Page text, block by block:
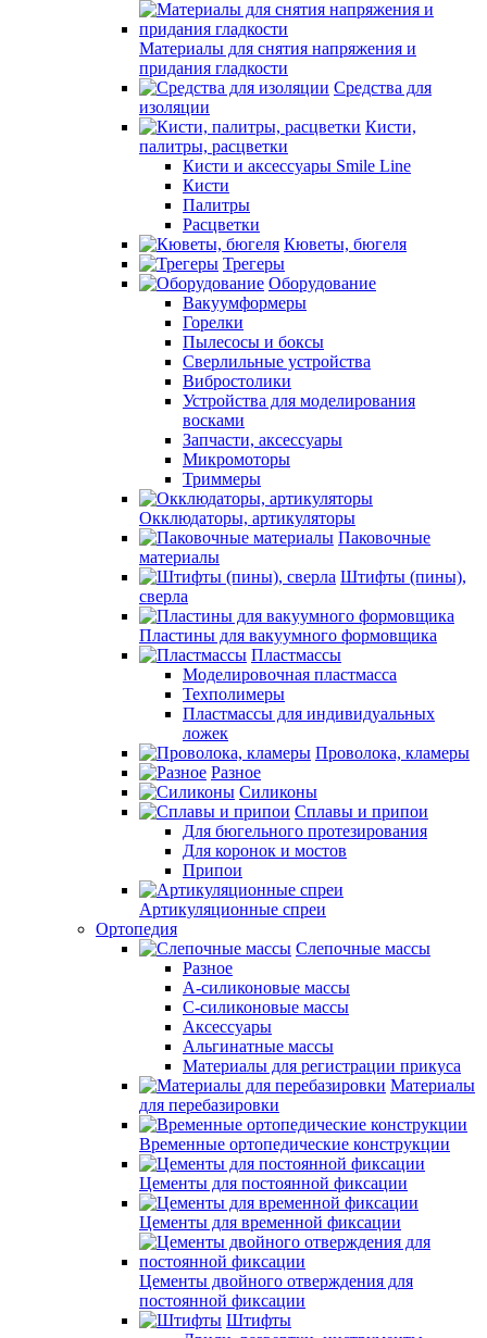
Материалы для снятия напряжения и
придания гладкости
Средства для
изоляции
Кисти,
палитры, расцветки
Кисти и аксессуары Smile Line
Кисти
Палитры
Расцветки
Кюветы, бюгеля
Трегеры
Оборудование
Вакуумформеры
Горелки
Пылесосы и боксы
Сверлильные устройства
Вибростолики
Устройства для моделирования
восками
Запчасти, аксессуары
Микромоторы
Триммеры
Окклюдаторы, артикуляторы
Паковочные
материалы
Штифты (пины),
сверла
Пластины для вакуумного формовщика
Пластмассы
Моделировочная пластмасса
Техполимеры
Пластмассы для индивидуальных
ложек
Проволока, кламеры
Разное
Силиконы
Сплавы и припои
Для бюгельного протезирования
Для коронок и мостов
Припои
Артикуляционные спреи
Ортопедия
Слепочные массы
Разное
А-силиконовые массы
С-силиконовые массы
Аксессуары
Альгинатные массы
Материалы для регистрации прикуса
Материалы
для перебазировки
Временные ортопедические конструкции
Цементы для постоянной фиксации
Цементы для временной фиксации
Цементы двойного отверждения для
постоянной фиксации
Штифты